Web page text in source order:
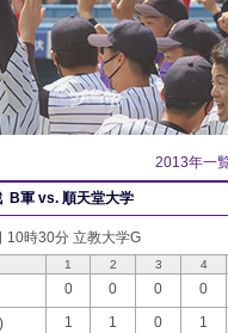
2013年一
B軍 vs. 順天堂大学
10時30分 立教大学G
1 2 3 4
0 0 0 0
1 1 0 1